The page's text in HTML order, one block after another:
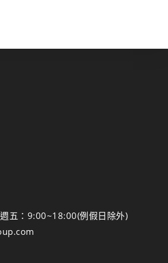
五：9:00~18:00(例假日除外)